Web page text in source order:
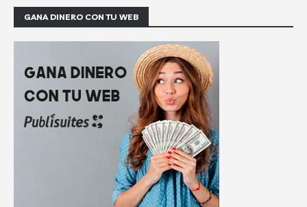
GANA DINERO CON TU WEB